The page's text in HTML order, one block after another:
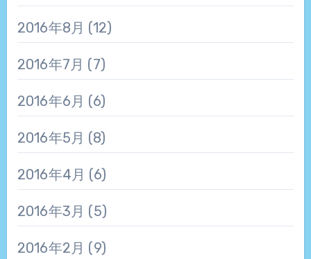
2016年8月 (12)
2016年7月 (7)
2016年6月 (6)
2016年5月 (8)
2016年4月 (6)
2016年3月 (5)
2016年2月 (9)